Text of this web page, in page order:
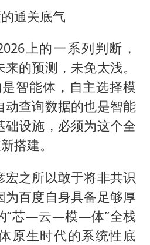
通关底气
上的一系列判断，
的预测，未免太浅。
智能体，自主选择模
动查询数据的也是智能
础设施，必须为这个全
搭建。
宏之所以敢于将非共识
为百度自身具备足够厚
“芯—云—模—体”全栈
原生时代的系统性底